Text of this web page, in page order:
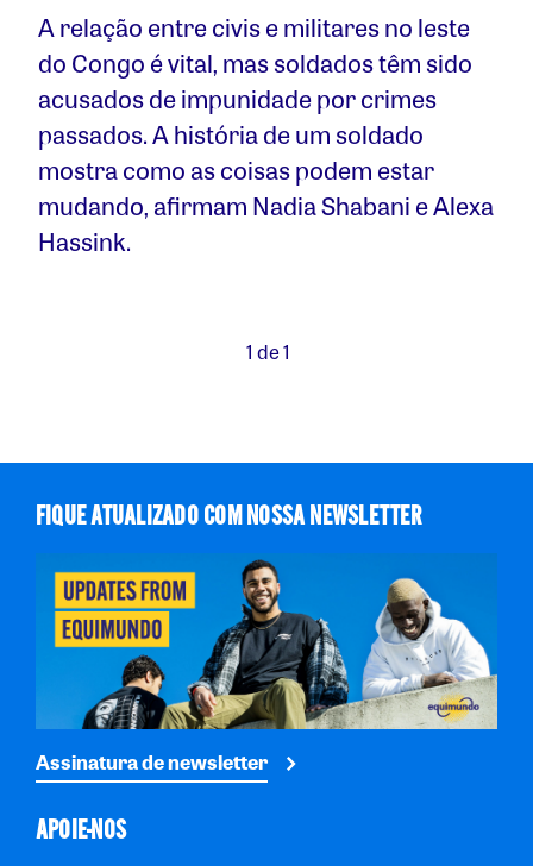
A relação entre civis e militares no leste
do Congo é vital, mas soldados têm sido
acusados de impunidade por crimes
passados. A história de um soldado
mostra como as coisas podem estar
mudando, afirmam Nadia Shabani e Alexa
Hassink.
1 de 1
FIQUE ATUALIZADO COM NOSSA NEWSLETTER
Assinatura de newsletter
APOIE-NOS